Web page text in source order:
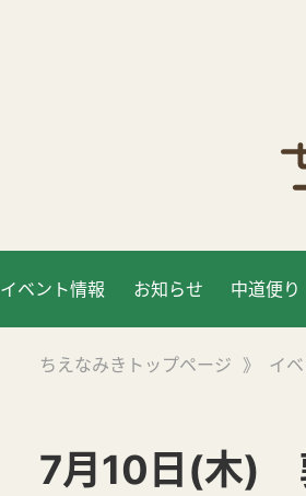
イベント情報 お知らせ 中道便り
ちえなみきトップページ 》 イ
7月10日(木)